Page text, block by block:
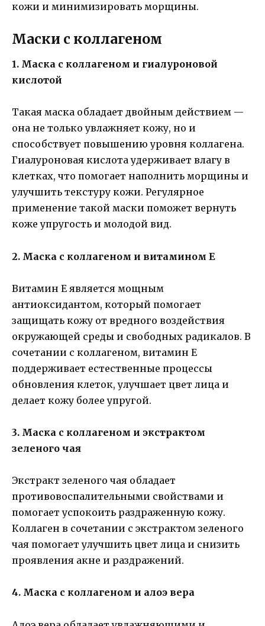
кожи и минимизировать морщины.
Маски с коллагеном
1. Маска с коллагеном и гиалуроновой
кислотой
Такая маска обладает двойным действием —
она не только увлажняет кожу, но и
способствует повышению уровня коллагена.
Гиалуроновая кислота удерживает влагу в
клетках, что помогает наполнить морщины и
улучшить текстуру кожи. Регулярное
применение такой маски поможет вернуть
коже упругость и молодой вид.
2. Маска с коллагеном и витамином Е
Витамин Е является мощным
антиоксидантом, который помогает
защищать кожу от вредного воздействия
окружающей среды и свободных радикалов. В
сочетании с коллагеном, витамин Е
поддерживает естественные процессы
обновления клеток, улучшает цвет лица и
делает кожу более упругой.
3. Маска с коллагеном и экстрактом
зеленого чая
Экстракт зеленого чая обладает
противовоспалительными свойствами и
помогает успокоить раздраженную кожу.
Коллаген в сочетании с экстрактом зеленого
чая помогает улучшить цвет лица и снизить
проявления акне и раздражений.
4. Маска с коллагеном и алоэ вера